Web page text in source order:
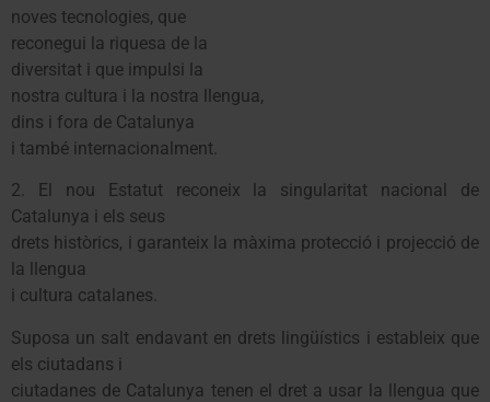
noves tecnologies, que
reconegui la riquesa de la
diversitat i que impulsi la
nostra cultura i la nostra llengua,
dins i fora de Catalunya
i també internacionalment.
2. El nou Estatut reconeix la singularitat nacional de
Catalunya i els seus
drets històrics, i garanteix la màxima protecció i projecció de
la llengua
i cultura catalanes.
Suposa un salt endavant en drets lingüístics i estableix que
els ciutadans i
ciutadanes de Catalunya tenen el dret a usar la llengua que